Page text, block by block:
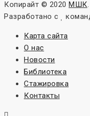
Копирайт © 2020 МШК
Разработано с
Карта сайта
О нас
Новости
Библиотека
Стажировка
Контакты